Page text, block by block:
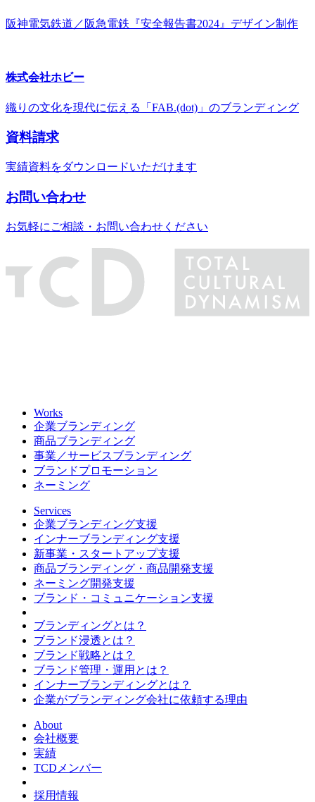
阪神電気鉄道／阪急電鉄『安全報告書2024』デザイン制作
株式会社ホビー
織りの文化を現代に伝える「FAB.(dot)」のブランディング
資料請求
実績資料をダウンロードいただけます
お問い合わせ
お気軽にご相談・お問い合わせください
Works
企業ブランディング
商品ブランディング
事業／サービスブランディング
ブランドプロモーション
ネーミング
Services
企業ブランディング支援
インナーブランディング支援
新事業・スタートアップ支援
商品ブランディング・商品開発支援
ネーミング開発支援
ブランド・コミュニケーション支援
ブランディングとは？
ブランド浸透とは？
ブランド戦略とは？
ブランド管理・運用とは？
インナーブランディングとは？
企業がブランディング会社に依頼する理由
About
会社概要
実績
TCDメンバー
採用情報